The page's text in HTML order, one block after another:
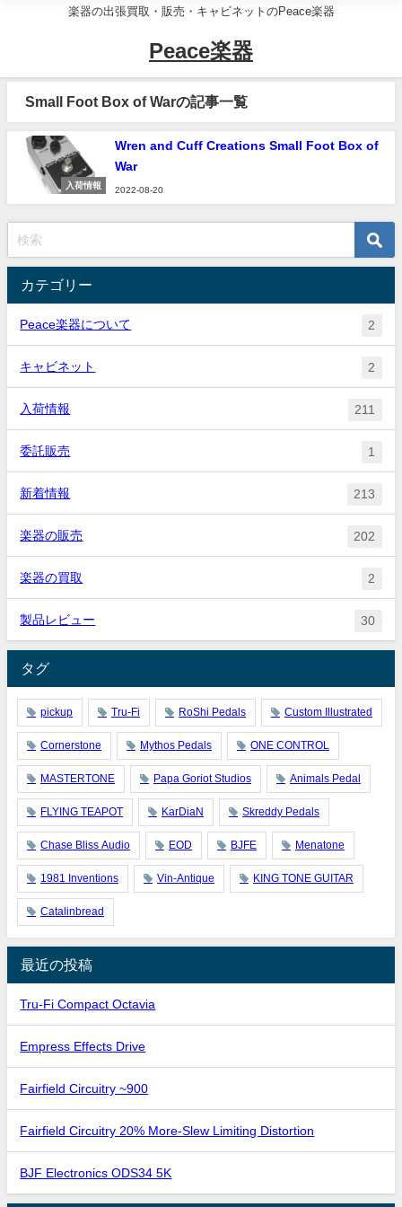
楽器の出張買取・販売・キャビネットのPeace楽器
Peace楽器
Small Foot Box of Warの記事一覧
入荷情報
Wren and Cuff Creations Small Foot Box of
War
2022-08-20
カテゴリー
Peace楽器について 2
キャビネット 2
入荷情報 211
委託販売 1
新着情報 213
楽器の販売 202
楽器の買取 2
製品レビュー 30
タグ
pickup Tru-Fi RoShi Pedals Custom Illustrated
Cornerstone Mythos Pedals ONE CONTROL
MASTERTONE Papa Goriot Studios Animals Pedal
FLYING TEAPOT KarDiaN Skreddy Pedals
Chase Bliss Audio EOD BJFE Menatone
1981 Inventions Vin-Antique KING TONE GUITAR
Catalinbread
最近の投稿
Tru-Fi Compact Octavia
Empress Effects Drive
Fairfield Circuitry ~900
Fairfield Circuitry 20% More-Slew Limiting Distortion
BJF Electronics ODS34 5K